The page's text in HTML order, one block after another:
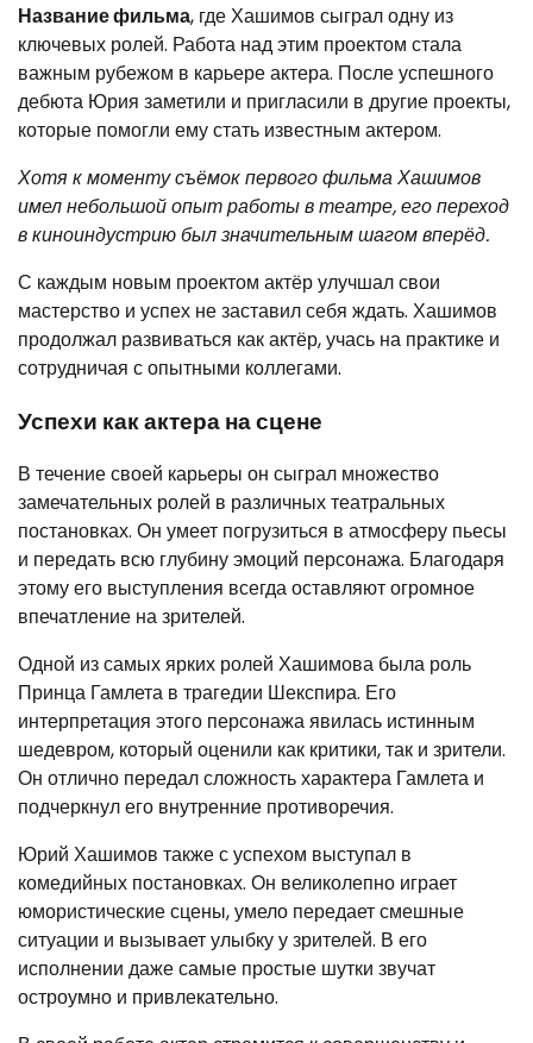
Название фильма, где Хашимов сыграл одну из
ключевых ролей. Работа над этим проектом стала
важным рубежом в карьере актера. После успешного
дебюта Юрия заметили и пригласили в другие проекты,
которые помогли ему стать известным актером.
Хотя к моменту съёмок первого фильма Хашимов
имел небольшой опыт работы в театре, его переход
в киноиндустрию был значительным шагом вперёд.
С каждым новым проектом актёр улучшал свои
мастерство и успех не заставил себя ждать. Хашимов
продолжал развиваться как актёр, учась на практике и
сотрудничая с опытными коллегами.
Успехи как актера на сцене
В течение своей карьеры он сыграл множество
замечательных ролей в различных театральных
постановках. Он умеет погрузиться в атмосферу пьесы
и передать всю глубину эмоций персонажа. Благодаря
этому его выступления всегда оставляют огромное
впечатление на зрителей.
Одной из самых ярких ролей Хашимова была роль
Принца Гамлета в трагедии Шекспира. Его
интерпретация этого персонажа явилась истинным
шедевром, который оценили как критики, так и зрители.
Он отлично передал сложность характера Гамлета и
подчеркнул его внутренние противоречия.
Юрий Хашимов также с успехом выступал в
комедийных постановках. Он великолепно играет
юмористические сцены, умело передает смешные
ситуации и вызывает улыбку у зрителей. В его
исполнении даже самые простые шутки звучат
остроумно и привлекательно.